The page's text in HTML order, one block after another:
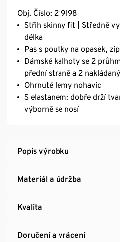
Obj. Číslo: 219198
Střih skinny fit | Středně
délka
Pas s poutky na opasek,
Dámské kalhoty se 2
přední straně a 2
Ohrnuté lemy nohavic
S elastanem: dobře drží
výborně se nosí
Popis výrobku
Materiál a údržba
Kvalita
Doručení a vrácení